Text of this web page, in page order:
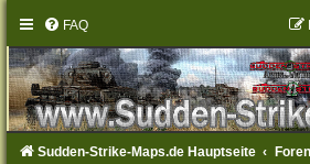
FAQ
Sudden-Strike-Maps.de Hauptseite